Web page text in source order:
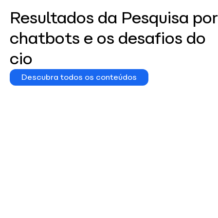
Resultados da Pesquisa
chatbots e os desafios do
cio
Descubra todos os conteúdos